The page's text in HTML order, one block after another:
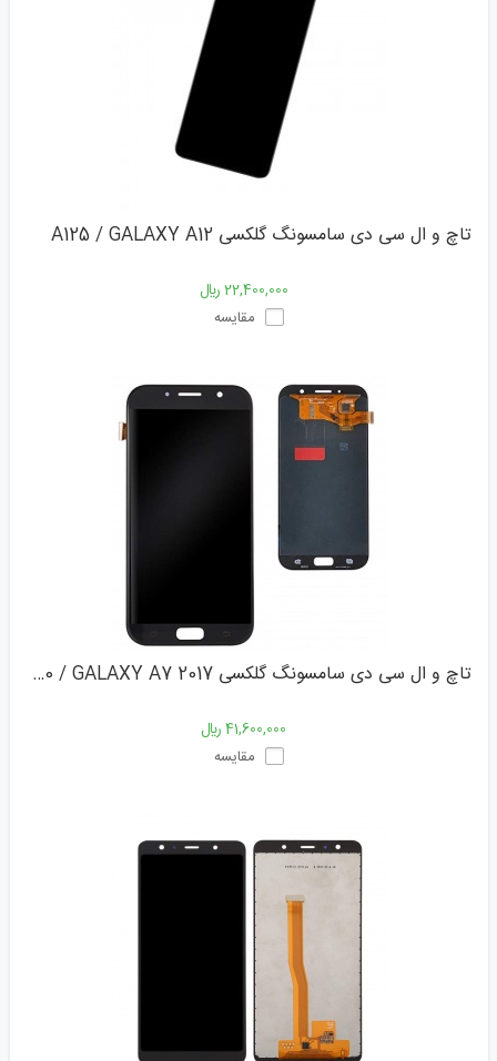
تاچ و ال سی دی سامسونگ گلکسی A125 / GALAXY A12
22,400,000 ﷼
مقایسه
تاچ و ال سی دی سامسونگ گلکسی A720 / GALAXY A7 2017
41,600,000 ﷼
مقایسه